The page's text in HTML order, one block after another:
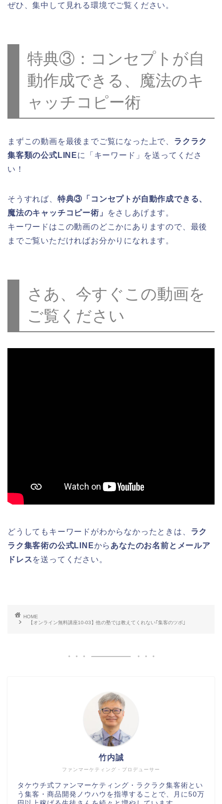
ぜひ、集中して見れる環境でご覧ください。
特典③：コンセプトが自
動作成できる、魔法のキ
ャッチコピー術
まずこの動画を最後までご覧になった上で、 ラクラク
集客類の公式LINEに「キーワード」を送ってくださ
い！
そうすれば、 特典③「コンセプトが自動作成できる、
魔法のキャッチコピー術」
をさしあげます。
キーワードはこの動画のどこかにありますので、最後
までご覧いただければお分かりになれます。
さあ、今すぐこの動画を
ご覧ください
どうしてもキーワードがわからなかったときは、 ラク
ラク集客術の公式LINEから あなたのお名前とメールア
ドレスを送ってください。
HOME
【オンライン無料講座10-03】他の塾では教えてくれない｢集客のツボ｣
ファンマーケティング・プロデューサー
竹内誠
タケウチ式ファンマーケティング・ラクラク集客術とい
う集客・商品開発ノウハウを指導することで、月に50万